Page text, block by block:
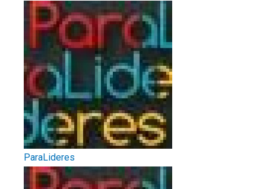
ParaLideres